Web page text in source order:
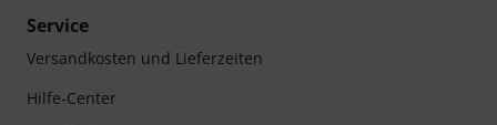
Service
Versandkosten und Lieferzeiten
Hilfe-Center